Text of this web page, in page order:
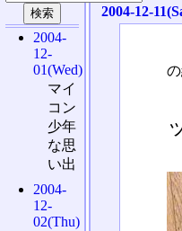
2004-12-
2004-
12-
01(Wed)
マイ
コン
少年
な思
い出
2004-
12-
02(Thu)